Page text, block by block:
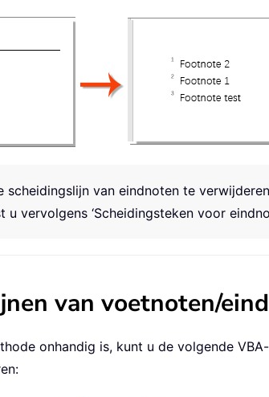
scheidingslijn van eindnoten te
u vervolgens ‘Scheidingsteken voor
van voetnoten/
onhandig is, kunt u de volgende